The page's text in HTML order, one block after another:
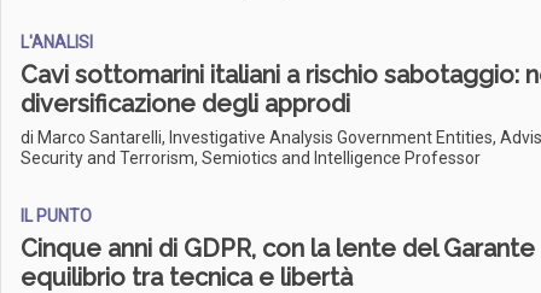
L'ANALISI
Cavi sottomarini italiani a rischio sabotaggio:
diversificazione degli approdi
di Marco Santarelli, Investigative Analysis Government Entities,
Security and Terrorism, Semiotics and Intelligence Professor
IL PUNTO
Cinque anni di GDPR, con la lente del Garante
equilibrio tra tecnica e libertà